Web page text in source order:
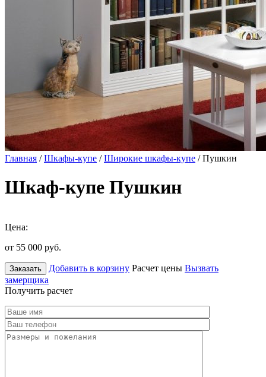
Главная /Шкафы-купе /Широкие шкафы-купе / Пушкин
Шкаф-купе Пушкин
Цена:
от 55 000 руб.
Заказать Добавить в корзину Расчет цены Вызвать
замерщика
Получить расчет